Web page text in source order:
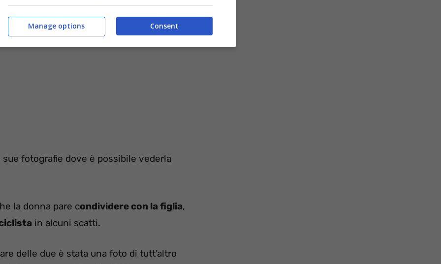
fotografie dove è possibile vederla
la donna pare condividere con la figlia,
in alcuni scatti.
delle due è stata una foto di tutt’altro
Consent
Manage options